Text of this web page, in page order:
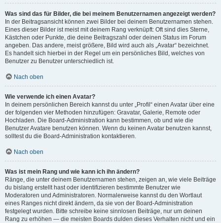
Was sind das für Bilder, die bei meinem Benutzernamen angezeigt werden?
In der Beitragsansicht können zwei Bilder bei deinem Benutzernamen stehen.
Eines dieser Bilder ist meist mit deinem Rang verknüpft: Oft sind dies Sterne,
Kästchen oder Punkte, die deine Beitragszahl oder deinen Status im Forum
angeben. Das andere, meist größere, Bild wird auch als „Avatar“ bezeichnet.
Es handelt sich hierbei in der Regel um ein persönliches Bild, welches von
Benutzer zu Benutzer unterschiedlich ist.
Nach oben
Wie verwende ich einen Avatar?
In deinem persönlichen Bereich kannst du unter „Profil“ einen Avatar über eine
der folgenden vier Methoden hinzufügen: Gravatar, Galerie, Remote oder
Hochladen. Die Board-Administration kann bestimmen, ob und wie die
Benutzer Avatare benutzen können. Wenn du keinen Avatar benutzen kannst,
solltest du die Board-Administration kontaktieren.
Nach oben
Was ist mein Rang und wie kann ich ihn ändern?
Ränge, die unter deinem Benutzernamen stehen, zeigen an, wie viele Beiträge
du bislang erstellt hast oder identifizieren bestimmte Benutzer wie
Moderatoren und Administratoren. Normalerweise kannst du den Wortlaut
eines Ranges nicht direkt ändern, da sie von der Board-Administration
festgelegt wurden. Bitte schreibe keine sinnlosen Beiträge, nur um deinen
Rang zu erhöhen — die meisten Boards dulden dieses Verhalten nicht und ein